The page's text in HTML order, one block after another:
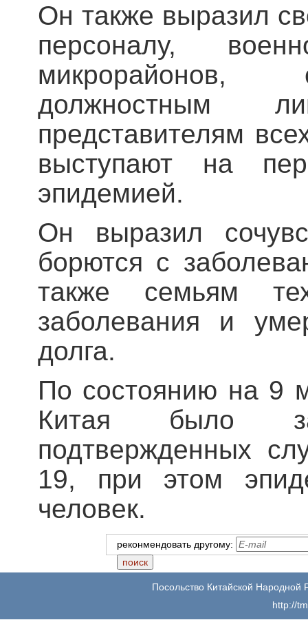
Он также выразил
персоналу,
микрорайонов,
должностным
представителям
выступают на
эпидемией.
Он выразил
борются с
также семьям
заболевания и
долга.
По состоянию на 9
Китая было
подтвержденных
19, при этом
человек.
реконмендовать другому:
Посольство Китайской
http://